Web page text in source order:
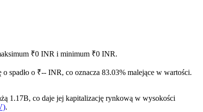
₹0 INR i minimum ₹0 INR.
spadło o ₹-- INR, co oznacza 83.03% malejące w wartości.
1.17B, co daje jej kapitalizację rynkową w wysokości
.